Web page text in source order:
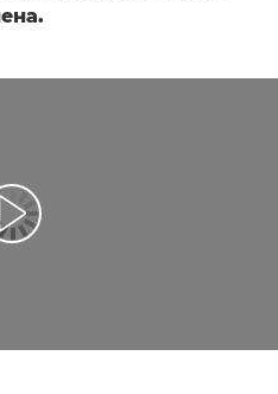
Воспроизведение видео